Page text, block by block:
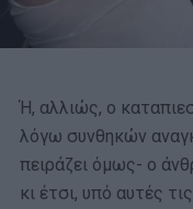
Ή, αλλιώς, ο
λόγω συνθηκών
πειράζει όμως- ο
κι έτσι, υπό αυτές